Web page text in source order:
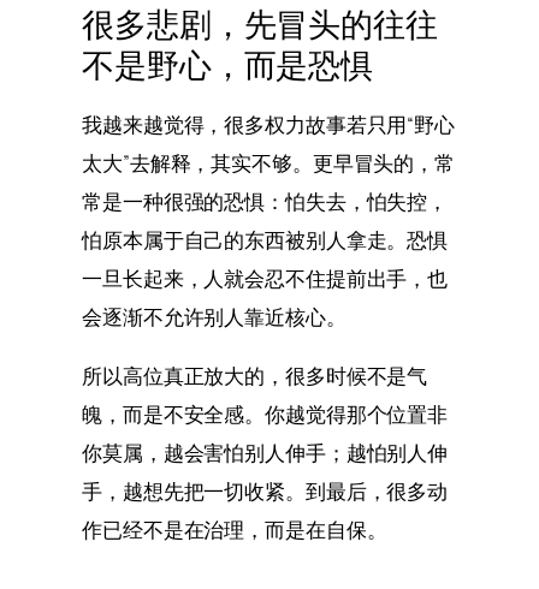
很多悲剧，先冒头的往往
不是野心，而是恐惧
我越来越觉得，很多权力故事若只用“野心
太大”去解释，其实不够。更早冒头的，常
常是一种很强的恐惧：怕失去，怕失控，
怕原本属于自己的东西被别人拿走。恐惧
一旦长起来，人就会忍不住提前出手，也
会逐渐不允许别人靠近核心。
所以高位真正放大的，很多时候不是气
魄，而是不安全感。你越觉得那个位置非
你莫属，越会害怕别人伸手；越怕别人伸
手，越想先把一切收紧。到最后，很多动
作已经不是在治理，而是在自保。